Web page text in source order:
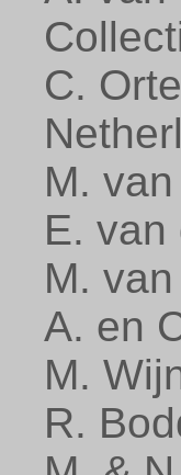
C.
M.
E. van
M.
A. en
M.
R.